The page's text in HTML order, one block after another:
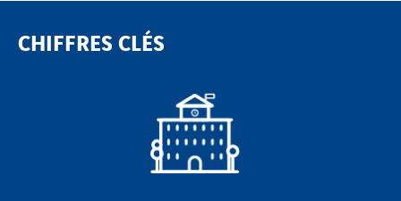
CHIFFRES CLÉS